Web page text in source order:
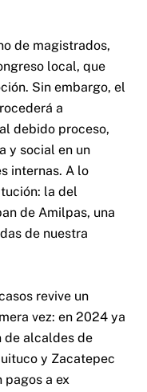
de magistrados,
local, que
Sin embargo, el
a
debido proceso,
y social en un
internas. A lo
la del
de Amilpas, una
de nuestra
revive un
vez: en 2024 ya
de alcaldes de
y Zacatepec
pagos a ex